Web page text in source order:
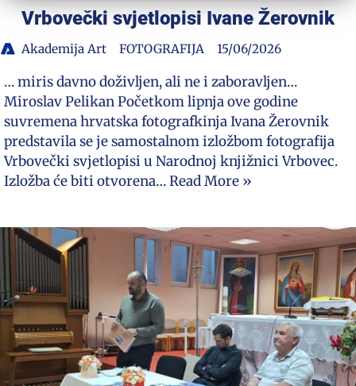
Vrbovečki svjetlopisi Ivane Žerovnik
Akademija Art FOTOGRAFIJA 15/06/2026
… miris davno doživljen, ali ne i zaboravljen…
Miroslav Pelikan Početkom lipnja ove godine
suvremena hrvatska fotografkinja Ivana Žerovnik
predstavila se je samostalnom izložbom fotografija
Vrbovečki svjetlopisi u Narodnoj knjižnici Vrbovec.
Izložba će biti otvorena…Read More »